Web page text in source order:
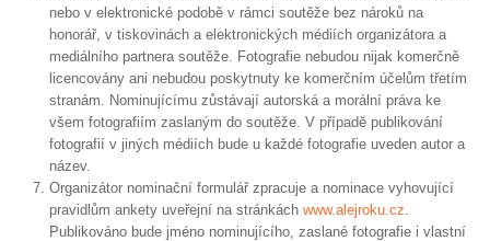
nebo v elektronické podobě v rámci soutěže bez nároků na
honorář, v tiskovinách a elektronických médiích organizátora a
mediálního partnera soutěže. Fotografie nebudou nijak komerčně
licencovány ani nebudou poskytnuty ke komerčním účelům třetím
stranám. Nominujícímu zůstávají autorská a morální práva ke
všem fotografiím zaslaným do soutěže. V případě publikování
fotografií v jiných médiích bude u každé fotografie uveden autor a
název.
Organizátor nominační formulář zpracuje a nominace vyhovující
pravidlům ankety uveřejní na stránkách www.alejroku.cz.
Publikováno bude jméno nominujícího, zaslané fotografie i vlastní